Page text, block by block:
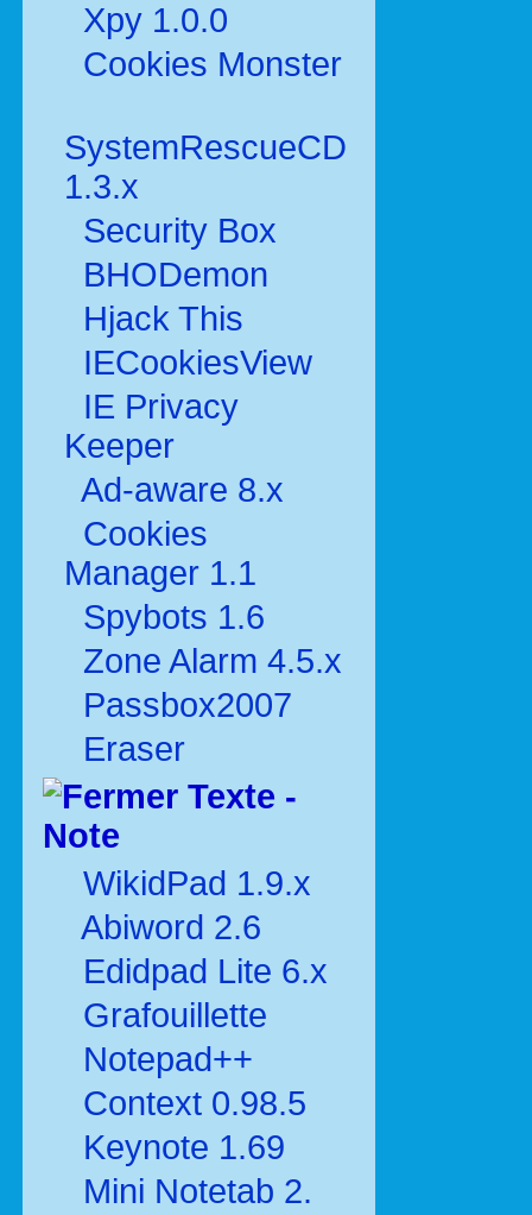
Xpy 1.0.0
Cookies Monster
SystemRescueCD
1.3.x
Security Box
BHODemon
Hjack This
IECookiesView
IE Privacy
Keeper
Ad-aware 8.x
Cookies
Manager 1.1
Spybots 1.6
Zone Alarm 4.5.x
Passbox2007
Eraser
Texte -
Note
WikidPad 1.9.x
Abiword 2.6
Edidpad Lite 6.x
Grafouillette
Notepad++
Context 0.98.5
Keynote 1.69
Mini Notetab 2.